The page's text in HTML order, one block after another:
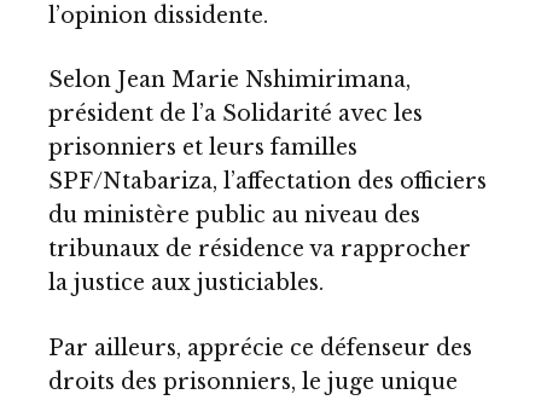
l’opinion dissidente.
Selon Jean Marie Nshimirimana,
président de l’a Solidarité avec les
prisonniers et leurs familles
SPF/Ntabariza, l’affectation des officiers
du ministère public au niveau des
tribunaux de résidence va rapprocher
la justice aux justiciables.
Par ailleurs, apprécie ce défenseur des
droits des prisonniers, le juge unique